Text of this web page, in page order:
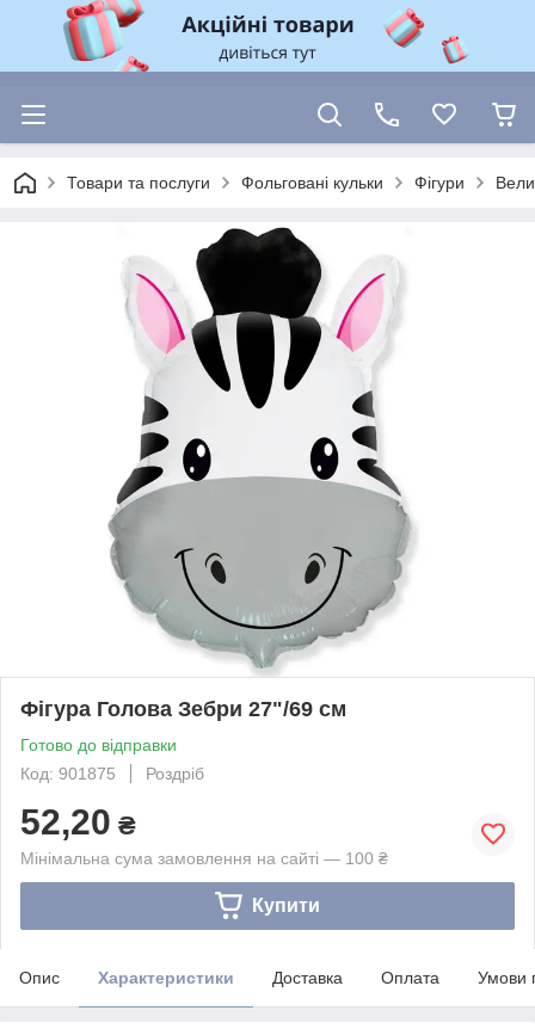
Товари та послуги Фольговані кульки Фігури
Фігура Голова Зебри 27"/69 см
Готово до відправки
Код: 901875
Роздріб
52,20 ₴
Мінімальна сума замовлення на сайті — 100 ₴
Купити
Опис Характеристики Доставка Оплата Умови